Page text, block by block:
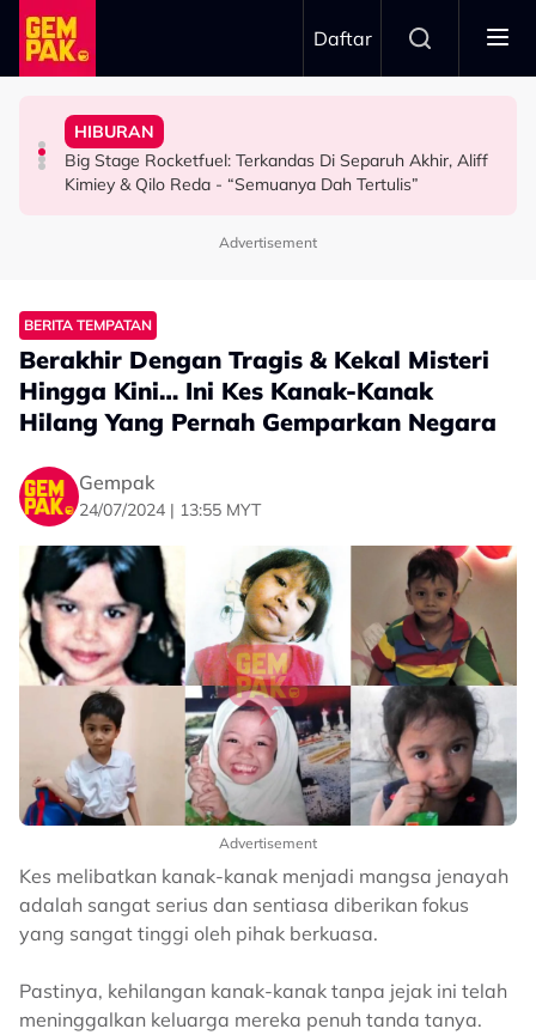
Skip to main content
Daftar
HIBURAN
“Allah Tahu Niat Saya,” - Fazura Sepakat Bina
Hubungan Baik Dengan Fattah Amin Demi Fatima
HIBURAN
Big Stage Rocketfuel: Terkandas Di Separuh Akhir, Aliff
Kimiey & Qilo Reda - “Semuanya Dah Tertulis”
HIBURAN
Penampilan Di KLFW Dikritik, Aisha Retno Terima
Dengan Hati Terbuka - “Kami Hormat Pendapat
HIBURAN
“Ini Kisah Saya Gaduh Dengan Daiyan Trisha Waktu
Sedang…” - Ezra Kong
Advertisement
BERITA TEMPATAN
Berakhir Dengan Tragis & Kekal Misteri
Hingga Kini… Ini Kes Kanak-Kanak
Hilang Yang Pernah Gemparkan Negara
Gempak
24/07/2024 | 13:55 MYT
Advertisement
Kes melibatkan kanak-kanak menjadi mangsa jenayah
adalah sangat serius dan sentiasa diberikan fokus
yang sangat tinggi oleh pihak berkuasa.
Pastinya, kehilangan kanak-kanak tanpa jejak ini telah
meninggalkan keluarga mereka penuh tanda tanya.